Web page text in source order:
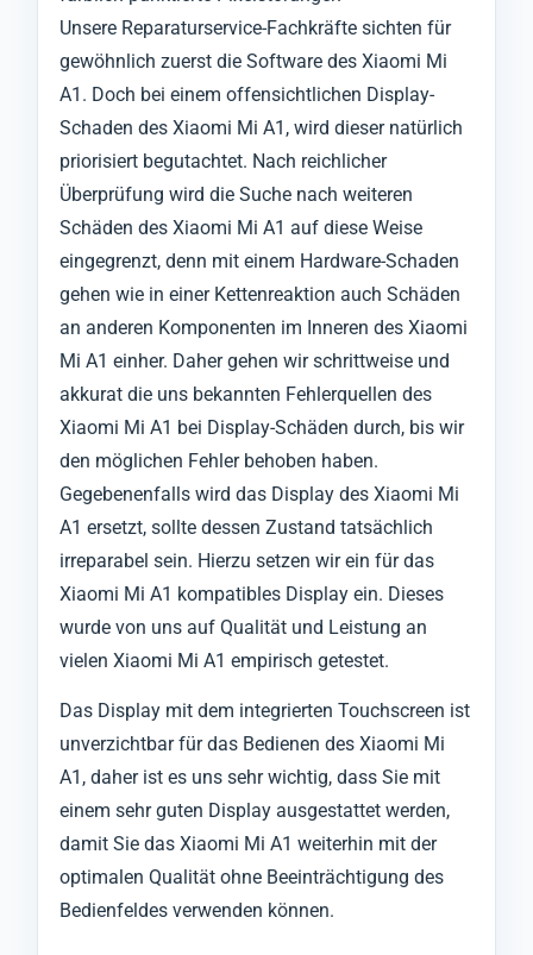
Unsere Reparaturservice-Fachkräfte sichten für
gewöhnlich zuerst die Software des Xiaomi Mi
A1. Doch bei einem offensichtlichen Display-
Schaden des Xiaomi Mi A1, wird dieser natürlich
priorisiert begutachtet. Nach reichlicher
Überprüfung wird die Suche nach weiteren
Schäden des Xiaomi Mi A1 auf diese Weise
eingegrenzt, denn mit einem Hardware-Schaden
gehen wie in einer Kettenreaktion auch Schäden
an anderen Komponenten im Inneren des Xiaomi
Mi A1 einher. Daher gehen wir schrittweise und
akkurat die uns bekannten Fehlerquellen des
Xiaomi Mi A1 bei Display-Schäden durch, bis wir
den möglichen Fehler behoben haben.
Gegebenenfalls wird das Display des Xiaomi Mi
A1 ersetzt, sollte dessen Zustand tatsächlich
irreparabel sein. Hierzu setzen wir ein für das
Xiaomi Mi A1 kompatibles Display ein. Dieses
wurde von uns auf Qualität und Leistung an
vielen Xiaomi Mi A1 empirisch getestet.
Das Display mit dem integrierten Touchscreen ist
unverzichtbar für das Bedienen des Xiaomi Mi
A1, daher ist es uns sehr wichtig, dass Sie mit
einem sehr guten Display ausgestattet werden,
damit Sie das Xiaomi Mi A1 weiterhin mit der
optimalen Qualität ohne Beeinträchtigung des
Bedienfeldes verwenden können.